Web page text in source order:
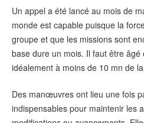
Un appel a été lancé au mois de
monde est capable puisque la
groupe et que les missions sont
base dure un mois. Il faut être
idéalement à moins de 10 mn de
Des manœuvres ont lieu une fois
indispensables pour maintenir les